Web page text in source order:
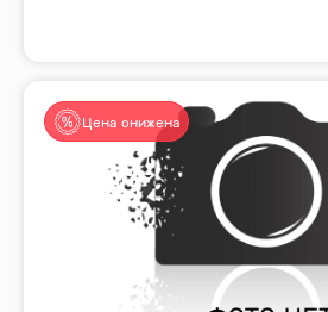
Цена снижена